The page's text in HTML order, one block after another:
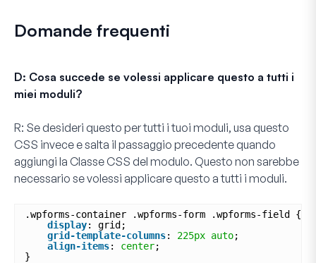
Domande frequenti
D: Cosa succede se volessi applicare questo a tutti i
miei moduli?
R: Se desideri questo per tutti i tuoi moduli, usa questo
CSS invece e salta il passaggio precedente quando
aggiungi la Classe CSS del modulo. Questo non sarebbe
necessario se volessi applicare questo a tutti i moduli.
.wpforms-container .wpforms-form .wpforms-field {
display: grid;
grid-template-columns: 225px auto;
align-items: center;
}